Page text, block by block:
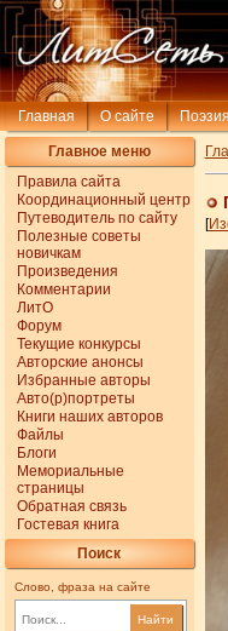
Главная О сайте
Главное меню
Правила сайта
Координационный центр
Путеводитель по сайту
Полезные советы
новичкам
Произведения
Комментарии
ЛитО
Форум
Текущие конкурсы
Авторские анонсы
Избранные авторы
Авто(р)портреты
Книги наших авторов
Файлы
Блоги
Мемориальные
страницы
Обратная связь
Гостевая книга
Поиск
Слово, фраза на сайте
Найти
[